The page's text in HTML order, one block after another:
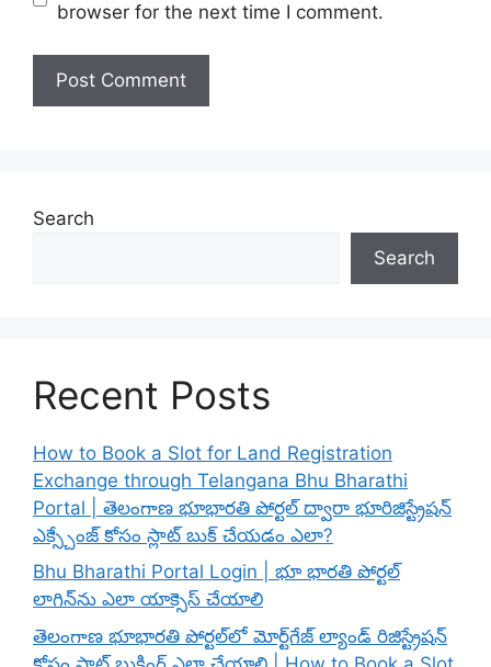
browser for the next time I comment.
Search
Search
Recent Posts
How to Book a Slot for Land Registration
Exchange through Telangana Bhu Bharathi
Portal | తెలంగాణ భూభారతి పోర్టల్ ద్వారా భూరిజిస్ట్రేషన్
ఎక్స్చేంజ్ కోసం స్లాట్ బుక్ చేయడం ఎలా?
Bhu Bharathi Portal Login | భూ భారతి పోర్టల్
లాగిన్‌ను ఎలా యాక్సెస్ చేయాలి
తెలంగాణ భూభారతి పోర్టల్‌లో మోర్ట్‌గేజ్ ల్యాండ్ రిజిస్ట్రేషన్